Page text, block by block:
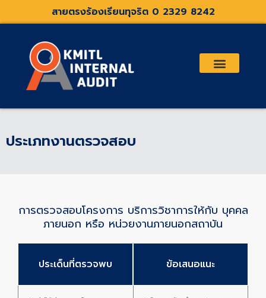
สายตรงร้องเรียนทุจริต 0 2329 8242
ประเภทงานตรวจสอบ
การตรวจสอบโครงการ บริการวิชาการให้กับ บุคคล
ภายนอก หรือ หน่วยงานภายนอกสถาบัน
ประเด็นที่ตรวจพบ ข้อเสนอแนะ